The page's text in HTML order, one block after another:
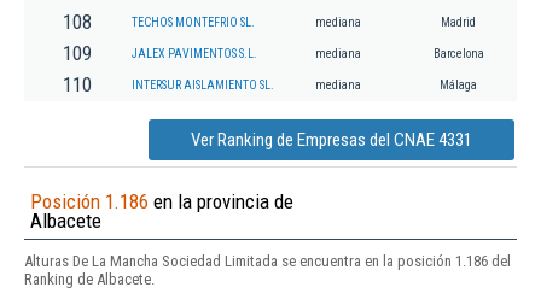
108 TECHOS MONTEFRIO SL. mediana Madrid
109 JALEX PAVIMENTOS S.L. mediana Barcelona
110 INTERSUR AISLAMIENTO SL. mediana Málaga
Ver Ranking de Empresas del CNAE 4331
Posición 1.186 en la provincia de
Albacete
Alturas De La Mancha Sociedad Limitada se encuentra en la posición 1.186 del
Ranking de Albacete.